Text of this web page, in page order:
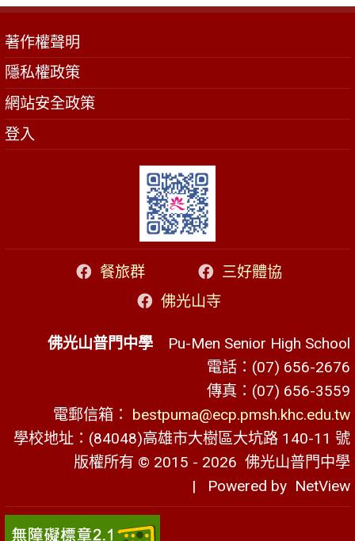
著作權聲明
隱私權政策
網站安全政策
登入
餐旅群
三好體協
佛光山寺
佛光山普門中學 Pu-Men Senior High School
電話：(07) 656-2676
傳真：(07) 656-3559
電郵信箱： bestpuma@ecp.pmsh.khc.edu.tw
學校地址：(84048)高雄市大樹區大坑路 140-11 號
版權所有 © 2015 - 2026 佛光山普門中學
| Powered by NetView